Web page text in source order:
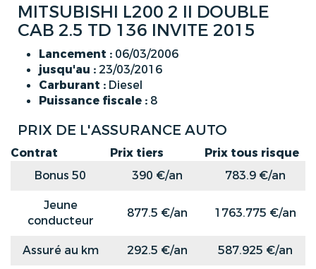
MITSUBISHI L200 2 II DOUBLE
CAB 2.5 TD 136 INVITE 2015
Lancement : 06/03/2006
jusqu'au : 23/03/2016
Carburant : Diesel
Puissance fiscale : 8
PRIX DE L'ASSURANCE AUTO
Contrat Prix tiers
Prix tous risque
Bonus 50
390 €/an
783.9 €/an
Jeune
conducteur
877.5 €/an 1763.775 €/an
Assuré au km 292.5 €/an 587.925 €/an